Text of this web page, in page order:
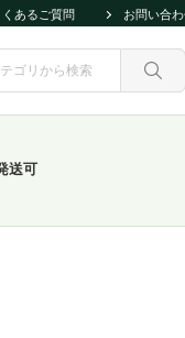
くあるご質問 お問い合
送可